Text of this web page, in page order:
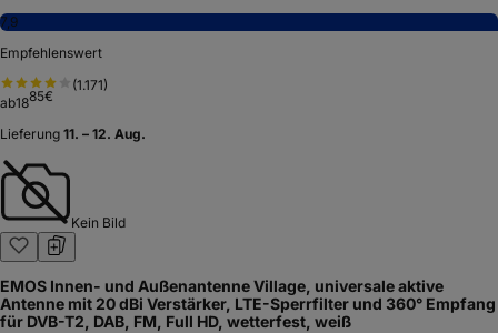
7,9
Empfehlenswert
(1.171)
ab1885€
Lieferung 11. – 12. Aug.
Kein Bild
EMOS Innen- und Außenantenne Village, universale aktive
Antenne mit 20 dBi Verstärker, LTE-Sperrfilter und 360° Empfang
für DVB-T2, DAB, FM, Full HD, wetterfest, weiß